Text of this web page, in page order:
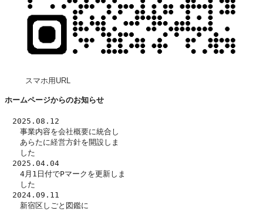
スマホ用URL
ホームページからのお知らせ
2025.08.12
事業内容を会社概要に統合し
あらたに経営方針を開設しま
した
2025.04.04
4月1日付でPマークを更新しま
した
2024.09.11
新宿区しごと図鑑に